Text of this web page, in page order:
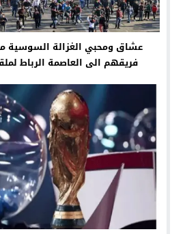
عشاق ومحبي الغزالة السوسية
فريقهم الى العاصمة الرباط